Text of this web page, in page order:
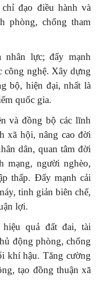
đạo điều hành và
phòng, chống tham
nhân lực; đẩy mạnh
công nghệ. Xây dựng
bộ, hiện đại, nhất là
quốc gia.
và đồng bộ các lĩnh
xã hội, nâng cao đời
dân, quan tâm đời
mạng, người nghèo,
thấp. Đẩy mạnh cải
tinh giản biên chế,
lợi.
quả đất đai, tài
động phòng, chống
khí hậu. Tăng cường
tạo đồng thuận xã